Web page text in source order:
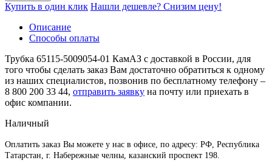
Купить в один клик Нашли дешевле? Снизим цену!
Описание
Способы оплаты
Трубка 65115-5009054-01 КамАЗ с доставкой в России, для
того чтобы сделать заказ Вам достаточно обратиться к одному
из наших специалистов, позвонив по бесплатному телефону –
8 800 200 33 44, отправить заявку на почту или приехать в
офис компании.
Наличный
Оплатить заказ Вы можете у нас в офисе, по адресу: РФ, Республика
Татарстан, г. Набережные челны, казанский проспект 198.